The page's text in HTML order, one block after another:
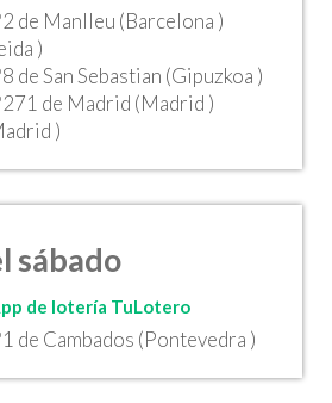
de Manlleu (Barcelona )
)
de San Sebastian (Gipuzkoa )
de Madrid (Madrid )
)
sábado
de lotería TuLotero
de Cambados (Pontevedra )